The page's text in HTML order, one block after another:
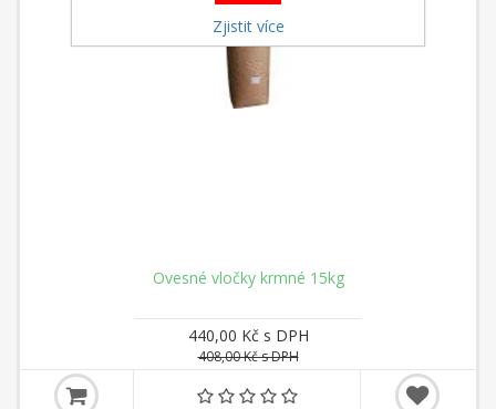
Ovesné vločky krmné 15kg
440,00 Kč s DPH
408,00 Kč s DPH
Zjistit více